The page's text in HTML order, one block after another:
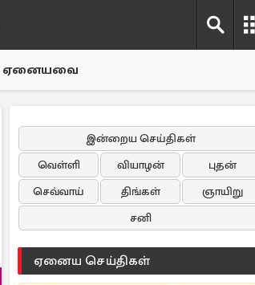
ஏனையவை
இன்றைய செய்திகள்
வெள்ளி
வியாழன்
புதன்
செவ்வாய்
திங்கள்
ஞாயிறு
சனி
ஏனைய செய்திகள்